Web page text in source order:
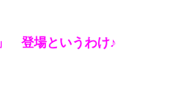
登場というわけ♪